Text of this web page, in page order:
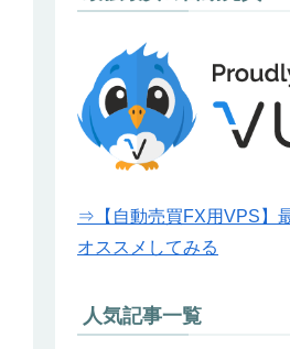
⇒【自動売買FX用VPS】
オススメしてみる
人気記事一覧